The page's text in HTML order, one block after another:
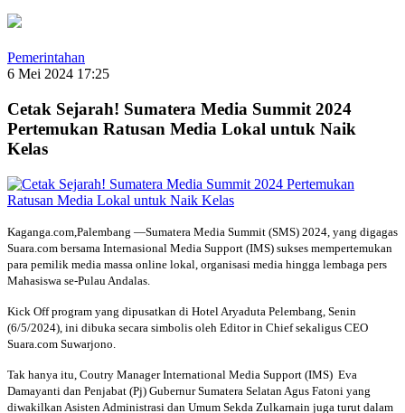
Pemerintahan
6 Mei 2024 17:25
Cetak Sejarah! Sumatera Media Summit 2024
Pertemukan Ratusan Media Lokal untuk Naik
Kelas
Kaganga.com,Palembang —Sumatera Media Summit (SMS) 2024, yang digagas
Suara.com bersama Internasional Media Support (IMS) sukses mempertemukan
para pemilik media massa online lokal, organisasi media hingga lembaga pers
Mahasiswa se-Pulau Andalas.
Kick Off program yang dipusatkan di Hotel Aryaduta Pelembang, Senin
(6/5/2024), ini dibuka secara simbolis oleh Editor in Chief sekaligus CEO
Suara.com Suwarjono.
Tak hanya itu, Coutry Manager International Media Support (IMS) Eva
Damayanti dan Penjabat (Pj) Gubernur Sumatera Selatan Agus Fatoni yang
diwakilkan Asisten Administrasi dan Umum Sekda Zulkarnain juga turut dalam